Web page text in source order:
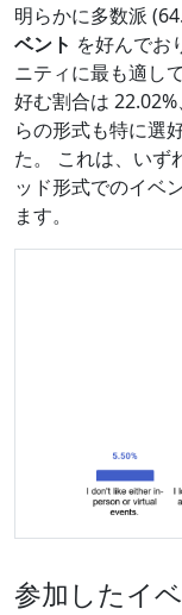
明らかに多数派
ベント を好んでお
ニティに最も適し
好む割合は
らの形式も特に選
た。 これは、いず
ッド形式でのイベ
ます。
参加したイ